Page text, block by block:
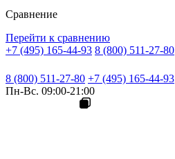
Сравнение
Перейти к сравнению
+7 (495) 165-44-93 8 (800) 511-27-80
8 (800) 511-27-80 +7 (495) 165-44-93
Пн-Вс. 09:00-21:00